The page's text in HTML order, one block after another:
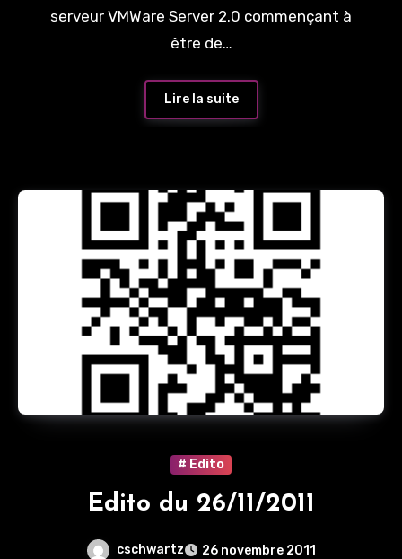
serveur VMWare Server 2.0 commençant à
être de…
Lire la suite
# Edito
Edito du 26/11/2011
cschwartz
26 novembre 2011